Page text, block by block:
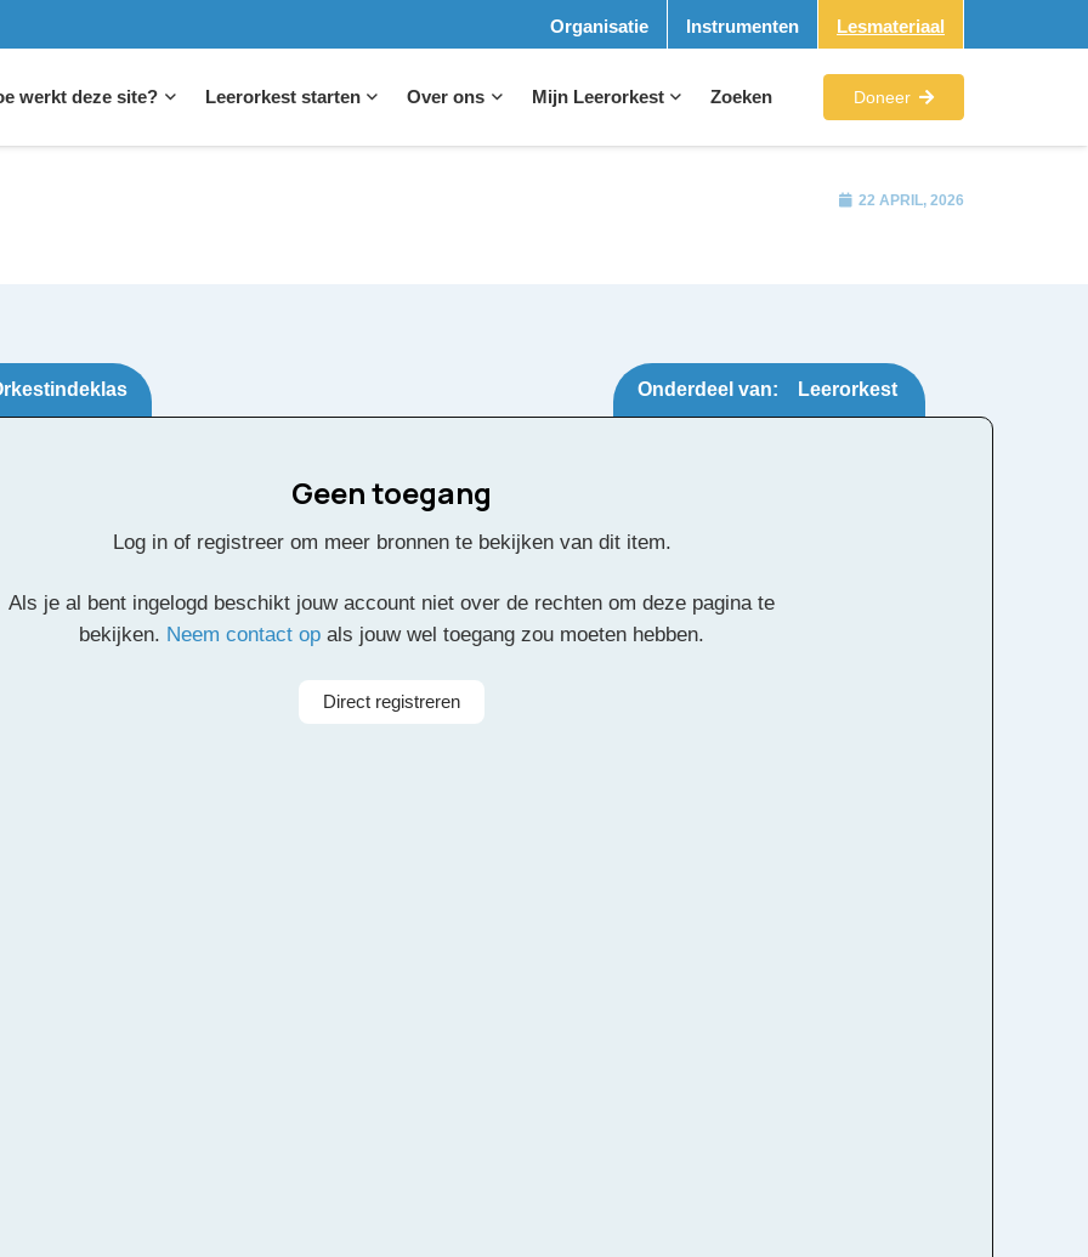
Organisatie Instrumenten Lesmateriaal
werkt deze site? Leerorkest starten Over ons Mijn Leerorkest Zoeken Doneer
22 APRIL, 2026
Onderdeel van: Leerorkest
een dinosaurus
account aanmaken is gratis. Registreer
een account. Je registratie moet
worden geverifieerd. Controleer het postvak van je opgegeven e-mailadres en
Geen toegang
Log in of registreer om meer bronnen te bekijken van dit item.
Als je al bent ingelogd beschikt jouw account niet over de rechten om deze pagina te
bekijken. Neem contact op als jouw wel toegang zou moeten hebben.
Direct registreren